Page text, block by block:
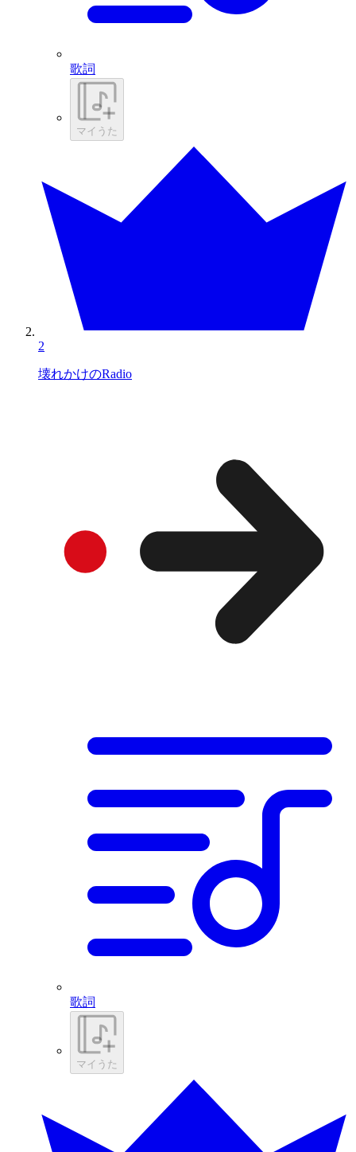
歌詞
マイうた
2
壊れかけのRadio
歌詞
マイうた